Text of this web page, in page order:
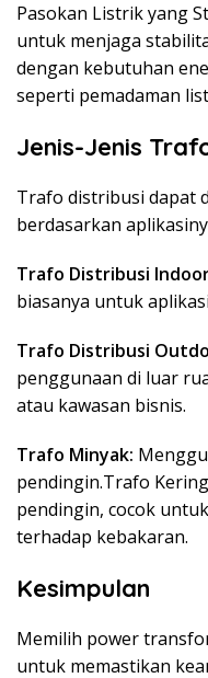
Pasokan Listrik yang
untuk menjaga
dengan kebutuhan
seperti pemadaman
Jenis-Jenis
Trafo distribusi dapat
berdasarkan
Trafo Distribusi
biasanya untuk
Trafo Distribusi
penggunaan di luar
atau kawasan bisnis.
Trafo Minyak:
pendingin.Trafo
pendingin, cocok
terhadap kebakaran.
Kesimpulan
Memilih power
untuk memastikan